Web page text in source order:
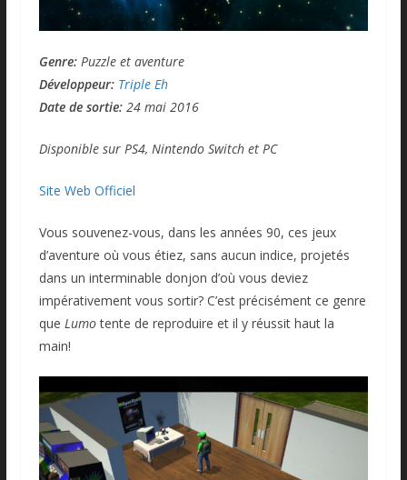
Genre: Puzzle et aventure
Développeur: Triple Eh
Date de sortie: 24 mai 2016
Disponible sur PS4, Nintendo Switch et PC
Site Web Officiel
Vous souvenez-vous, dans les années 90, ces jeux
d’aventure où vous étiez, sans aucun indice, projetés
dans un interminable donjon d’où vous deviez
impérativement vous sortir? C’est précisément ce genre
que Lumotente de reproduire et il y réussit haut la
main!